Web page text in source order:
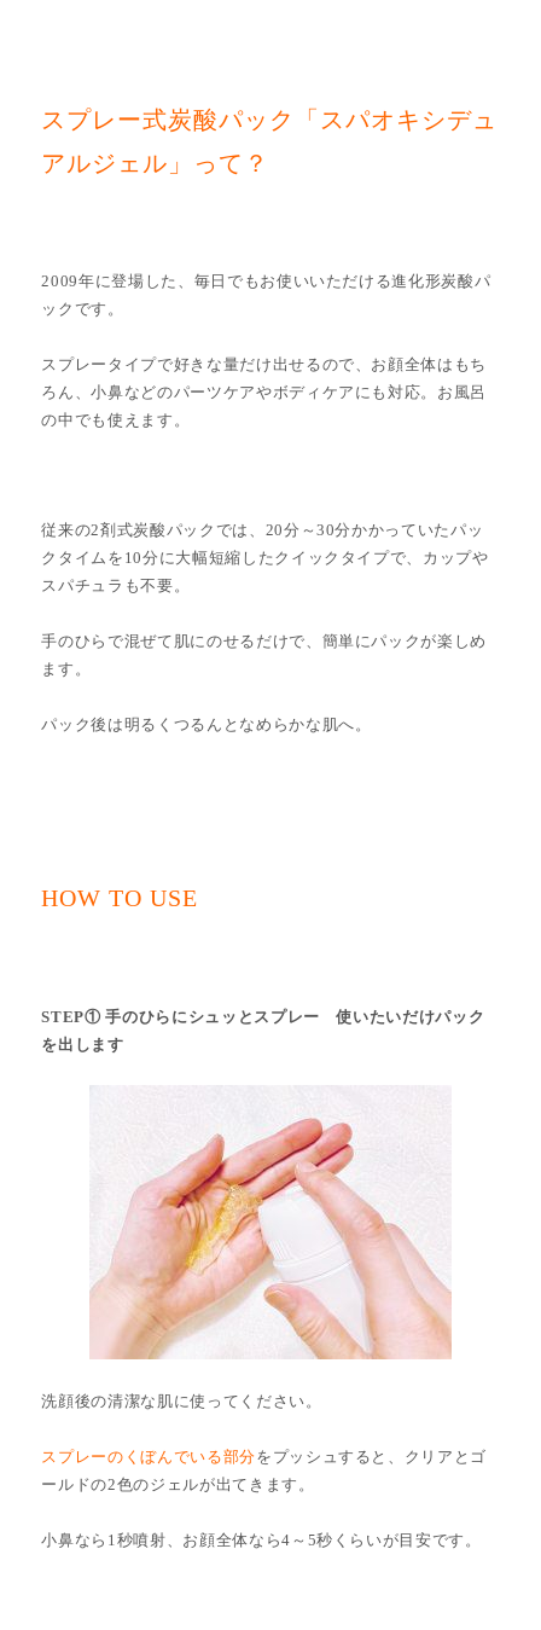
スプレー式炭酸パック「スパオキシデュ
アルジェル」って？
2009年に登場した、毎日でもお使いいただける進化形炭酸パ
ックです。
スプレータイプで好きな量だけ出せるので、お顔全体はもち
ろん、小鼻などのパーツケアやボディケアにも対応。お風呂
の中でも使えます。
従来の2剤式炭酸パックでは、20分～30分かかっていたパッ
クタイムを10分に大幅短縮したクイックタイプで、カップや
スパチュラも不要。
手のひらで混ぜて肌にのせるだけで、簡単にパックが楽しめ
ます。
パック後は明るくつるんとなめらかな肌へ。
HOW TO USE
STEP① 手のひらにシュッとスプレー 使いたいだけパック
を出します
洗顔後の清潔な肌に使ってください。
スプレーのくぼんでいる部分をプッシュすると、クリアとゴ
ールドの2色のジェルが出てきます。
小鼻なら1秒噴射、お顔全体なら4～5秒くらいが目安です。